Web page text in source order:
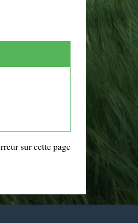
sur cette page